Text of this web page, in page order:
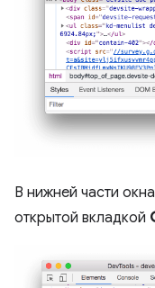
В нижней части
открытой вкладкой